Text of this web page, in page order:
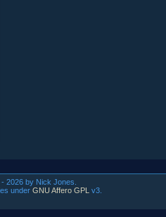
2026 by Nick Jones.
under GNU Affero GPL
v3.